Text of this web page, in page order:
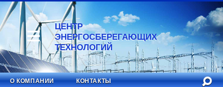
ЦЕНТР
ЭНЕРГОСБЕРЕГАЮЩИХ
ТЕХНОЛОГИЙ
О КОМПАНИИ КОНТАКТЫ